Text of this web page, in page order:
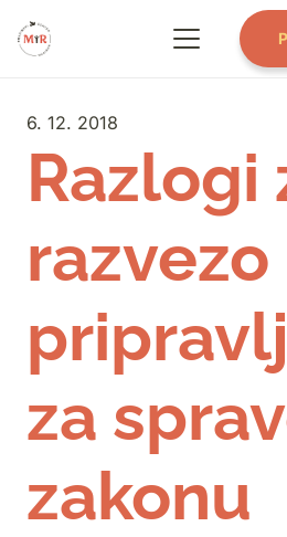
6. 12. 2018
Razlogi
razvezo
za
zakonu